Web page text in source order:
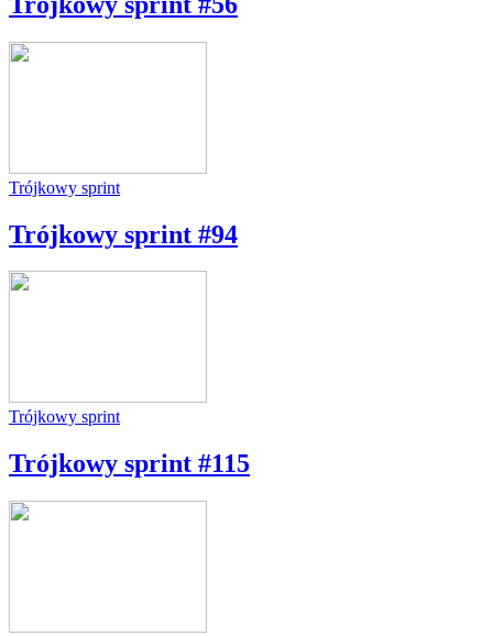
Trójkowy sprint
Trójkowy sprint #94
Trójkowy sprint
Trójkowy sprint #115